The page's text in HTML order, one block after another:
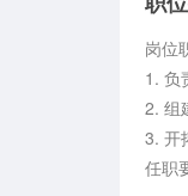
岗位
1. 负
2. 组
3. 开
任职